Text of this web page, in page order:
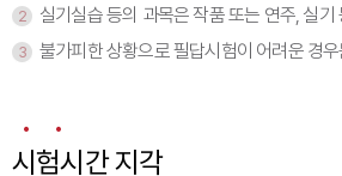
2 실기실습 등의 과목은 작품 또는 연주, 실
3 불가피한 상황으로 필답시험이 어려운 경
시험시간 지각